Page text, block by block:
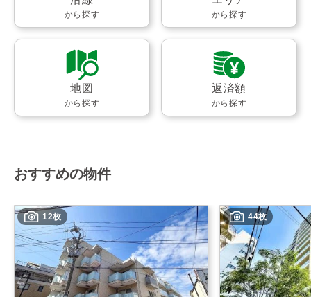
から探す から探す
地図
から探す
返済額
から探す
おすすめの物件
12枚 44枚